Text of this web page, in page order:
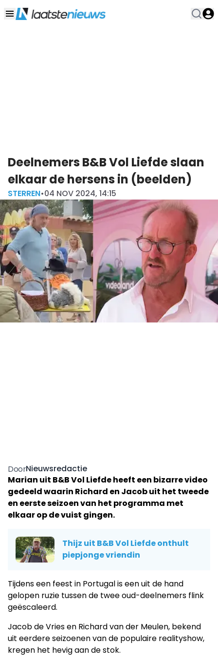
Deelnemers B&B Vol Liefde slaan
elkaar de hersens in (beelden)
STERREN•04 NOV 2024, 14:15
DoorNieuwsredactie
Marian uit B&B Vol Liefde heeft een bizarre video
gedeeld waarin Richard en Jacob uit het tweede
en eerste seizoen van het programma met
elkaar op de vuist gingen.
Thijz uit B&B Vol Liefde onthult
piepjonge vriendin
Tijdens een feest in Portugal is een uit de hand
gelopen ruzie tussen de twee oud-deelnemers flink
geëscaleerd.
Jacob de Vries en Richard van der Meulen, bekend
uit eerdere seizoenen van de populaire realityshow,
kregen het hevig aan de stok.